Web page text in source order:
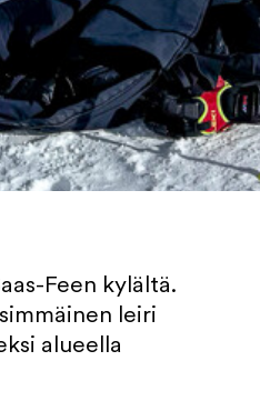
Feen kylältä.
leiri
alueella